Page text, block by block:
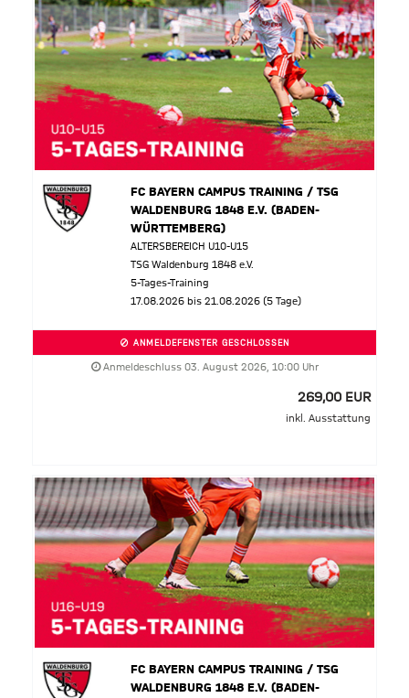
FC BAYERN CAMPUS TRAINING / TSG
WALDENBURG 1848 E.V. (BADEN-
WÜRTTEMBERG)
ALTERSBEREICH U10-U15
TSG Waldenburg 1848 e.V.
5-Tages-Training
17.08.2026 bis 21.08.2026 (5 Tage)
ANMELDEFENSTER GESCHLOSSEN
Anmeldeschluss 03. August 2026, 10:00 Uhr
269,00 EUR
inkl. Ausstattung
FC BAYERN CAMPUS TRAINING / TSG
WALDENBURG 1848 E.V. (BADEN-